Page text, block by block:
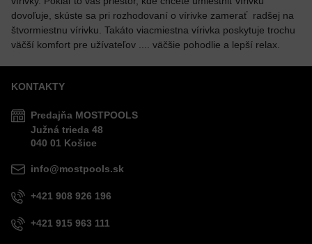
dovoľuje, skúste sa pri rozhodovaní o vírivke zamerať radšej na
štvormiestnu vírivku. Takáto viacmiestna vírivka poskytuje trochu
väčší komfort pre užívateľov .... väčšie pohodlie a lepší relax.
KONTAKTY
Predajňa MOSTPOOLS
Južná trieda 48
040 01 Košice
info@mostpools.sk
+421 908 926 196
+421 915 963 111